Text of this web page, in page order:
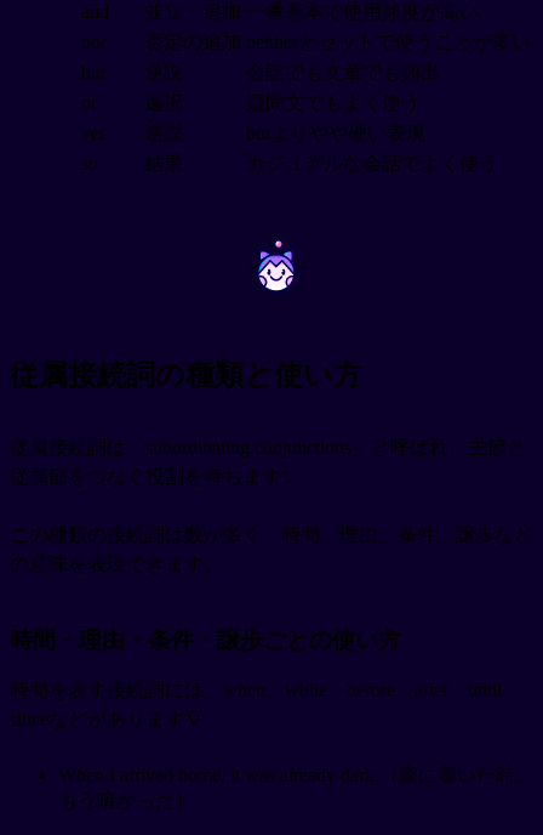
and 並立・追加 一番基本で使用頻度が高い
nor
否定の追加 neitherとセットで使うことが多い
but
逆説
会話でも文章でも頻出
or
選択
疑問文でもよく使う
yet
逆説
butよりやや硬い表現
so
結果 カジュアルな会話でよく使う
~ ~
従属接続詞の種類と使い方
従属接続詞は「subordinating conjunctions」と呼ばれ、主節と
従属節をつなぐ役割を持ちます✨
この種類の接続詞は数が多く、時間、理由、条件、譲歩など
の意味を表現できます。
時間・理由・条件・譲歩ごとの使い方
時間を表す接続詞には、when、while、before、after、until、
sinceなどがあります💡
When I arrived home, it was already dark.（家に着いた時、
もう暗かった）